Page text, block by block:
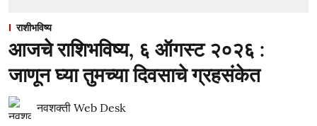
राशीभविष्य
आजचे राशिभविष्य, ६ ऑगस्ट २०२६ :
जाणून घ्या तुमच्या दिवसाचे ग्रहसंकेत
नवशक्ती Web Desk